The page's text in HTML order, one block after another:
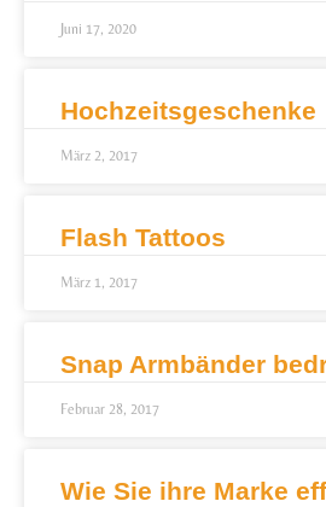
Juni 17, 2020
Hochzeitsgeschenke
März 2, 2017
Flash Tattoos
März 1, 2017
Snap Armbänder
Februar 28, 2017
Wie Sie ihre Marke